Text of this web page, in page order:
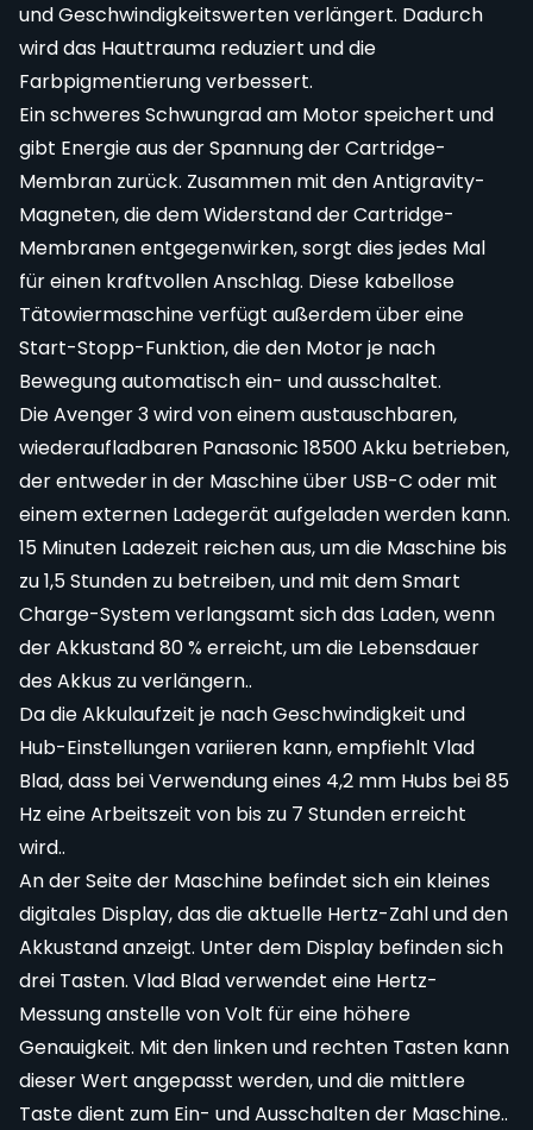
und Geschwindigkeitswerten verlängert. Dadurch
wird das Hauttrauma reduziert und die
Farbpigmentierung verbessert.
Ein schweres Schwungrad am Motor speichert und
gibt Energie aus der Spannung der Cartridge-
Membran zurück. Zusammen mit den Antigravity-
Magneten, die dem Widerstand der Cartridge-
Membranen entgegenwirken, sorgt dies jedes Mal
für einen kraftvollen Anschlag. Diese kabellose
Tätowiermaschine verfügt außerdem über eine
Start-Stopp-Funktion, die den Motor je nach
Bewegung automatisch ein- und ausschaltet.
Die Avenger 3 wird von einem austauschbaren,
wiederaufladbaren Panasonic 18500 Akku betrieben,
der entweder in der Maschine über USB-C oder mit
einem externen Ladegerät aufgeladen werden kann.
15 Minuten Ladezeit reichen aus, um die Maschine bis
zu 1,5 Stunden zu betreiben, und mit dem Smart
Charge-System verlangsamt sich das Laden, wenn
der Akkustand 80 % erreicht, um die Lebensdauer
des Akkus zu verlängern..
Da die Akkulaufzeit je nach Geschwindigkeit und
Hub-Einstellungen variieren kann, empfiehlt Vlad
Blad, dass bei Verwendung eines 4,2 mm Hubs bei 85
Hz eine Arbeitszeit von bis zu 7 Stunden erreicht
wird..
An der Seite der Maschine befindet sich ein kleines
digitales Display, das die aktuelle Hertz-Zahl und den
Akkustand anzeigt. Unter dem Display befinden sich
drei Tasten. Vlad Blad verwendet eine Hertz-
Messung anstelle von Volt für eine höhere
Genauigkeit. Mit den linken und rechten Tasten kann
dieser Wert angepasst werden, und die mittlere
Taste dient zum Ein- und Ausschalten der Maschine..